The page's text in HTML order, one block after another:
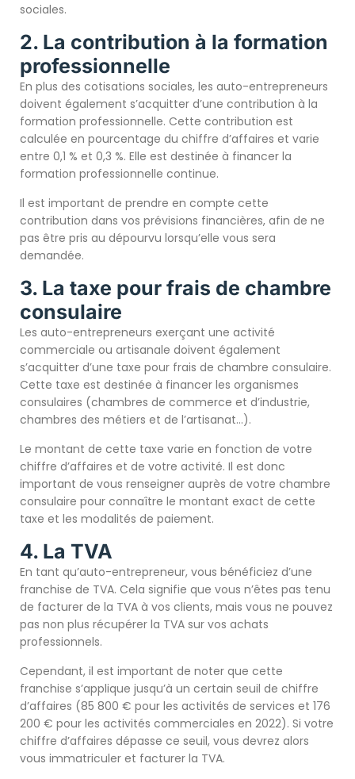
sociales.
2. La contribution à la formation
professionnelle
En plus des cotisations sociales, les auto-entrepreneurs
doivent également s’acquitter d’une contribution à la
formation professionnelle. Cette contribution est
calculée en pourcentage du chiffre d’affaires et varie
entre 0,1 % et 0,3 %. Elle est destinée à financer la
formation professionnelle continue.
Il est important de prendre en compte cette
contribution dans vos prévisions financières, afin de ne
pas être pris au dépourvu lorsqu’elle vous sera
demandée.
3. La taxe pour frais de chambre
consulaire
Les auto-entrepreneurs exerçant une activité
commerciale ou artisanale doivent également
s’acquitter d’une taxe pour frais de chambre consulaire.
Cette taxe est destinée à financer les organismes
consulaires (chambres de commerce et d’industrie,
chambres des métiers et de l’artisanat…).
Le montant de cette taxe varie en fonction de votre
chiffre d’affaires et de votre activité. Il est donc
important de vous renseigner auprès de votre chambre
consulaire pour connaître le montant exact de cette
taxe et les modalités de paiement.
4. La TVA
En tant qu’auto-entrepreneur, vous bénéficiez d’une
franchise de TVA. Cela signifie que vous n’êtes pas tenu
de facturer de la TVA à vos clients, mais vous ne pouvez
pas non plus récupérer la TVA sur vos achats
professionnels.
Cependant, il est important de noter que cette
franchise s’applique jusqu’à un certain seuil de chiffre
d’affaires (85 800 € pour les activités de services et 176
200 € pour les activités commerciales en 2022). Si votre
chiffre d’affaires dépasse ce seuil, vous devrez alors
vous immatriculer et facturer la TVA.